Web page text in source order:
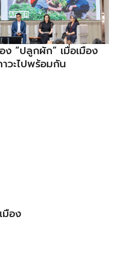
“ปลูกผัก” เมื่อเมือง
วะไปพร้อมกัน
มือง